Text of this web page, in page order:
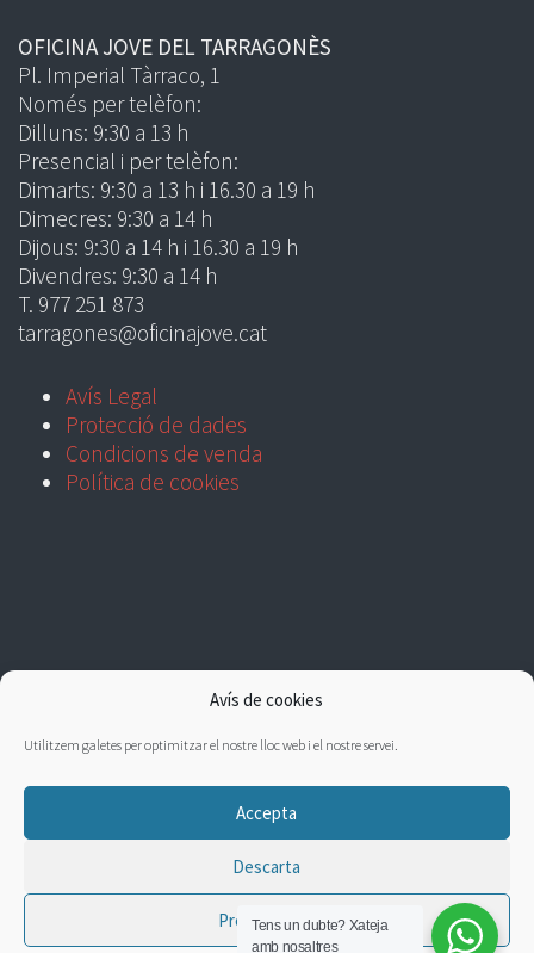
Avís de cookies
Utilitzem galetes per optimitzar el nostre lloc web i el nostre servei.
Accepta
Descarta
Preferències
OFICINA JOVE DEL TARRAGONÈS
Pl. Imperial Tàrraco, 1
Només per telèfon:
Dilluns: 9:30 a 13 h
Presencial i per telèfon:
Dimarts: 9:30 a 13 h i 16.30 a 19 h
Dimecres: 9:30 a 14 h
Dijous: 9:30 a 14 h i 16.30 a 19 h
Divendres: 9:30 a 14 h
T. 977 251 873
tarragones@oficinajove.cat
Avís Legal
Protecció de dades
Condicions de venda
Política de cookies
Tens un dubte? Xateja
amb nosaltres